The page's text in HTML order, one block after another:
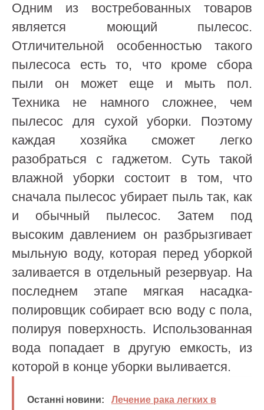
Одним из востребованных товаров
является моющий пылесос.
Отличительной особенностью такого
пылесоса есть то, что кроме сбора
пыли он может еще и мыть пол.
Техника не намного сложнее, чем
пылесос для сухой уборки. Поэтому
каждая хозяйка сможет легко
разобраться с гаджетом. Суть такой
влажной уборки состоит в том, что
сначала пылесос убирает пыль так, как
и обычный пылесос. Затем под
высоким давлением он разбрызгивает
мыльную воду, которая перед уборкой
заливается в отдельный резервуар. На
последнем этапе мягкая насадка-
полировщик собирает всю воду с пола,
полируя поверхность. Использованная
вода попадает в другую емкость, из
которой в конце уборки выливается.
Останні новини:
Лечение рака легких в